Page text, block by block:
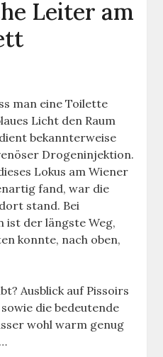
Leiter am
man eine Toilette
Licht den Raum
bekannterweise
Drogeninjektion.
Lokus am Wiener
fand, war die
stand. Bei
ist der längste Weg,
konnte, nach oben,
Ausblick auf Pissoirs
die bedeutende
wohl warm genug